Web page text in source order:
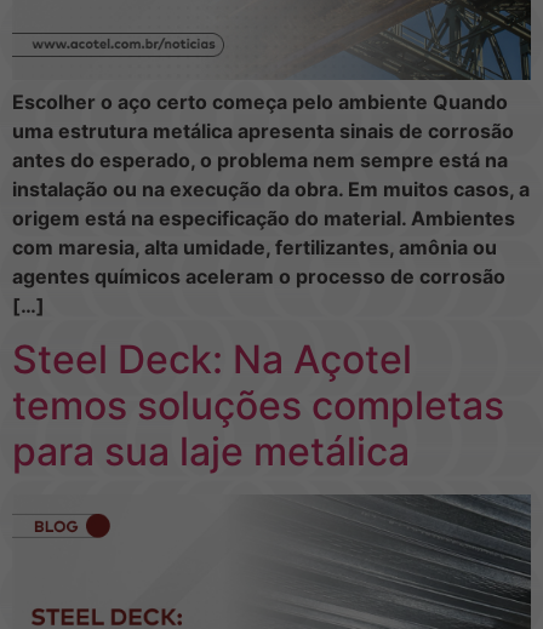
Escolher o aço certo começa pelo ambiente Quando
uma estrutura metálica apresenta sinais de corrosão
antes do esperado, o problema nem sempre está na
instalação ou na execução da obra. Em muitos casos, a
origem está na especificação do material. Ambientes
com maresia, alta umidade, fertilizantes, amônia ou
agentes químicos aceleram o processo de corrosão
[…]
Steel Deck: Na Açotel
temos soluções completas
para sua laje metálica